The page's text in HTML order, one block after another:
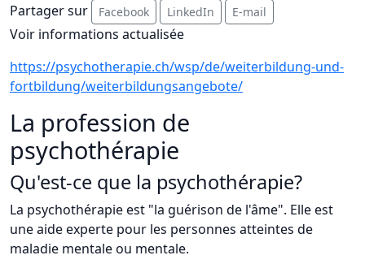
Partager sur Facebook LinkedIn E-mail
Voir informations actualisée
https://psychotherapie.ch/wsp/de/weiterbildung-und-
fortbildung/weiterbildungsangebote/
La profession de
psychothérapie
Qu'est-ce que la psychothérapie?
La psychothérapie est "la guérison de l'âme". Elle est
une aide experte pour les personnes atteintes de
maladie mentale ou mentale.